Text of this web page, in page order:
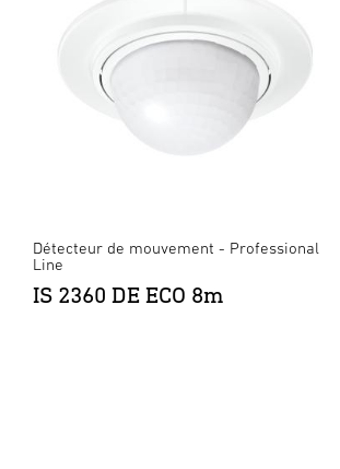
Détecteur de mouvement - Professional
Line
IS 2360 DE ECO 8m